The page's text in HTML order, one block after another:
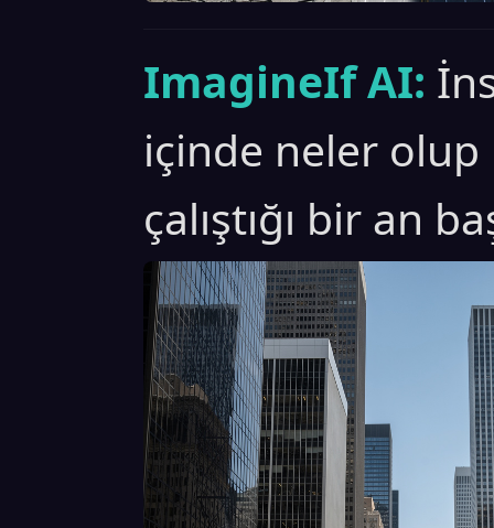
ImagineIf AI:
içinde neler
çalıştığı bir an